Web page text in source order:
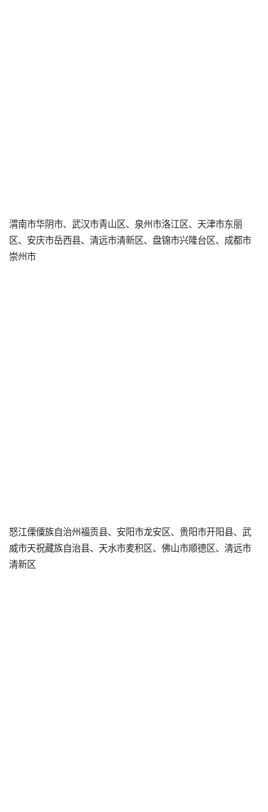
渭南市华阴市、武汉市青山区、泉州市洛江区、天津市东丽
区、安庆市岳西县、清远市清新区、盘锦市兴隆台区、成都市
崇州市
怒江傈僳族自治州福贡县、安阳市龙安区、贵阳市开阳县、武
威市天祝藏族自治县、天水市麦积区、佛山市顺德区、清远市
清新区